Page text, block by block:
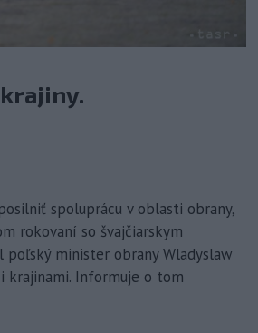
spoluprácu v oblasti obrany,
rokovaní so švajčiarskym
minister obrany Wladyslaw
krajinami. Informuje o tom